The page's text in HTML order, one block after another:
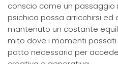
conscio come un
psichica possa arricchirsi ed
mantenuto un costante
mito dove i momenti
patto necessario per